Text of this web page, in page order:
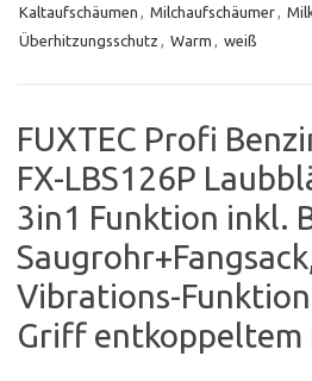
Kaltaufschäumen , Milchaufschäumer,
Überhitzungsschutz , Warm , weiß
FUXTEC Profi
FX-LBS126P
3in1 Funktion inkl.
Vibrations-
Griff